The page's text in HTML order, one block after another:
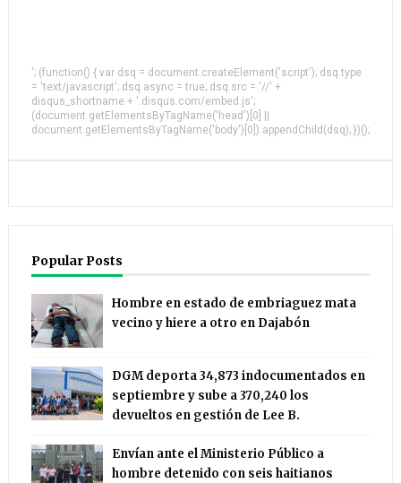
'; (function() { var dsq = document.createElement('script'); dsq.type
= 'text/javascript'; dsq.async = true; dsq.src = '//' +
disqus_shortname + '.disqus.com/embed.js';
(document.getElementsByTagName('head')[0] ||
document.getElementsByTagName('body')[0]).appendChild(dsq); })();
Popular Posts
Hombre en estado de embriaguez mata
vecino y hiere a otro en Dajabón
DGM deporta 34,873 indocumentados en
septiembre y sube a 370,240 los
devueltos en gestión de Lee B.
Envían ante el Ministerio Público a
hombre detenido con seis haitianos